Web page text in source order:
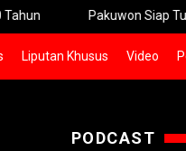
Pakuwon Siap Turunkan
Liputan Khusus Video
PODCAST